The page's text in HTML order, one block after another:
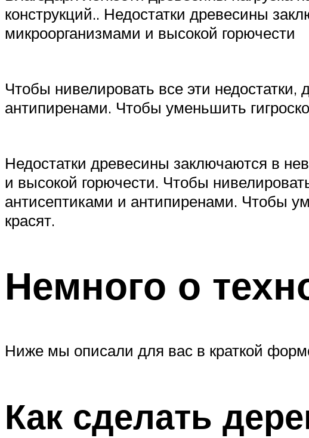
конструкций.. Недостатки древесины
микроорганизмами и высокой горючести
Чтобы нивелировать все эти
антипиренами. Чтобы уменьшить
Недостатки древесины заключаются в
и высокой горючести. Чтобы
антисептиками и антипиренами. Чтобы
красят.
Немного о
Ниже мы описали для вас в краткой
Как сделать